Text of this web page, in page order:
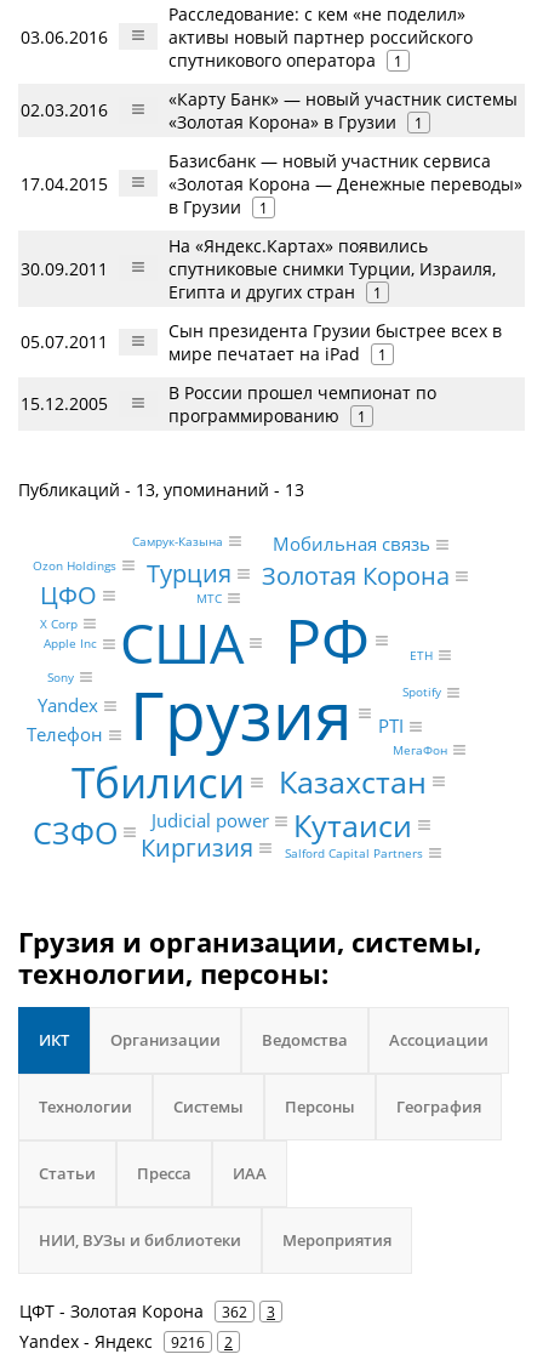
03.06.2016
Расследование: с кем «не поделил»
активы новый партнер российского
спутникового оператора
1
02.03.2016
«Карту Банк» — новый участник системы
«Золотая Корона» в Грузии
1
17.04.2015
Базисбанк — новый участник сервиса
«Золотая Корона — Денежные переводы»
в Грузии
1
30.09.2011
На «Яндекс.Картах» появились
спутниковые снимки Турции, Израиля,
Египта и других стран
1
05.07.2011
Сын президента Грузии быстрее всех в
мире печатает на iPad
1
15.12.2005
В России прошел чемпионат по
программированию
1
Публикаций - 13, упоминаний - 13
Грузия
РФ
США
Тбилиси
Казахстан
СЗФО
Кутаиси
Золотая Корона
ЦФО
Киргизия
Турция
Yandex
Judicial power
Мобильная связь
Телефон PTI
МегаФон
X Corp
Apple Inc
МТС
Sony
Spotify
Ozon Holdings
Самрук-Казына
ETH
Salford Capital Partners
Грузия и организации, системы,
технологии, персоны:
ИКТ Организации Ведомства Ассоциации
Технологии Системы Персоны География
Статьи Пресса ИАА
НИИ, ВУЗы и библиотеки Мероприятия
ЦФТ - Золотая Корона 362 3
Yandex - Яндекс 9216 2